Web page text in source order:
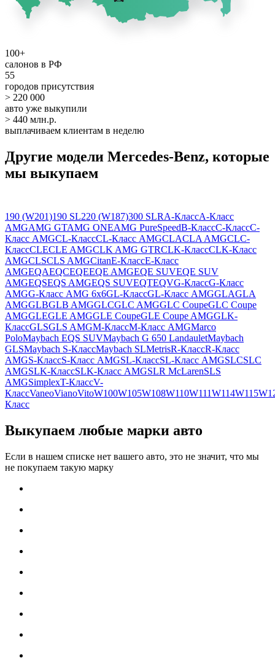
100+
салонов в РФ
55
городов присутствия
> 220 000
авто уже выкупили
> 440 млн.р.
выплачиваем клиентам в неделю
Другие модели Mercedes-Benz, которые
мы выкупаем
190 (W201)190 SL220 (W187)300 SLRA-КлассA-Класс
AMGAMG GTAMG ONEAMG PureSpeedB-КлассC-КлассC-
Класс AMGCL-КлассCL-Класс AMGCLACLA AMGCLC-
КлассCLECLE AMGCLK AMG GTRCLK-КлассCLK-Класс
AMGCLSCLS AMGCitanE-КлассE-Класс
AMGEQAEQCEQEEQE AMGEQE SUVEQE SUV
AMGEQSEQS AMGEQS SUVEQTEQVG-КлассG-Класс
AMGG-Класс AMG 6x6GL-КлассGL-Класс AMGGLAGLA
AMGGLBGLB AMGGLCGLC AMGGLC CoupeGLC Coupe
AMGGLEGLE AMGGLE CoupeGLE Coupe AMGGLK-
КлассGLSGLS AMGM-КлассM-Класс AMGMarco
PoloMaybach EQS SUVMaybach G 650 LandauletMaybach
GLSMaybach S-КлассMaybach SLMetrisR-КлассR-Класс
AMGS-КлассS-Класс AMGSL-КлассSL-Класс AMGSLCSLC
AMGSLK-КлассSLK-Класс AMGSLR McLarenSLS
AMGSimplexT-КлассV-
КлассVaneoVianoVitoW100W105W108W110W111W114W115
Класс
Выкупаем любые марки авто
Если в нашем списке нет вашего авто, это не значит, что мы
не покупаем такую марку